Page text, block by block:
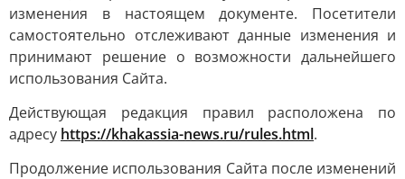
изменения в настоящем документе. Посетители
самостоятельно отслеживают данные изменения и
принимают решение о возможности дальнейшего
использования Сайта.
Действующая редакция правил расположена по
адресу https://khakassia-news.ru/rules.html.
Продолжение использования Сайта после изменений